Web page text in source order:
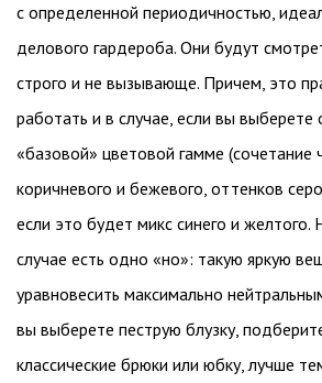
с определенной периодичностью,
делового гардероба. Они будут
строго и не вызывающе. Причем, это
работать и в случае, если вы выберете
«базовой» цветовой гамме (сочетание
коричневого и бежевого, оттенков
если это будет микс синего и
случае есть одно «но»: такую яркую
уравновесить максимально
вы выберете пеструю блузку,
классические брюки или юбку, лучше